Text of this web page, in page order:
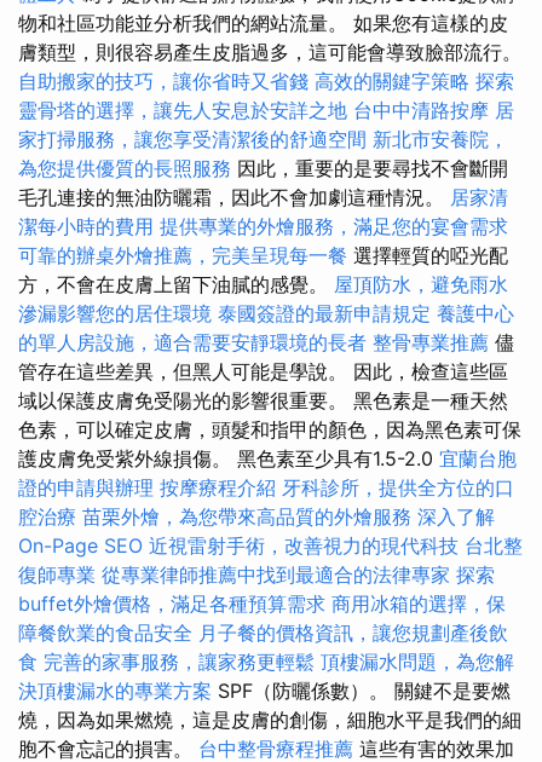
物和社區功能並分析我們的網站流量。 如果您有這樣的皮
膚類型，則很容易產生皮脂過多，這可能會導致臉部流行。
自助搬家的技巧，讓你省時又省錢 高效的關鍵字策略 探索
靈骨塔的選擇，讓先人安息於安詳之地 台中中清路按摩 居
家打掃服務，讓您享受清潔後的舒適空間 新北市安養院，
為您提供優質的長照服務 因此，重要的是要尋找不會斷開
毛孔連接的無油防曬霜，因此不會加劇這種情況。 居家清
潔每小時的費用 提供專業的外燴服務，滿足您的宴會需求
可靠的辦桌外燴推薦，完美呈現每一餐 選擇輕質的啞光配
方，不會在皮膚上留下油膩的感覺。 屋頂防水，避免雨水
滲漏影響您的居住環境 泰國簽證的最新申請規定 養護中心
的單人房設施，適合需要安靜環境的長者 整骨專業推薦 儘
管存在這些差異，但黑人可能是學說。 因此，檢查這些區
域以保護皮膚免受陽光的影響很重要。 黑色素是一種天然
色素，可以確定皮膚，頭髮和指甲的顏色，因為黑色素可保
護皮膚免受紫外線損傷。 黑色素至少具有1.5-2.0 宜蘭台胞
證的申請與辦理 按摩療程介紹 牙科診所，提供全方位的口
腔治療 苗栗外燴，為您帶來高品質的外燴服務 深入了解
On-Page SEO 近視雷射手術，改善視力的現代科技 台北整
復師專業 從專業律師推薦中找到最適合的法律專家 探索
buffet外燴價格，滿足各種預算需求 商用冰箱的選擇，保
障餐飲業的食品安全 月子餐的價格資訊，讓您規劃產後飲
食 完善的家事服務，讓家務更輕鬆 頂樓漏水問題，為您解
決頂樓漏水的專業方案 SPF（防曬係數）。 關鍵不是要燃
燒，因為如果燃燒，這是皮膚的創傷，細胞水平是我們的細
胞不會忘記的損害。 台中整骨療程推薦 這些有害的效果加